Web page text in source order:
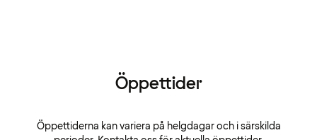
Öppettider
Öppettiderna kan variera på helgdagar och i särskilda